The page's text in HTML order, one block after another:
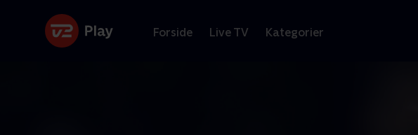
Forside Live TV Kategorier